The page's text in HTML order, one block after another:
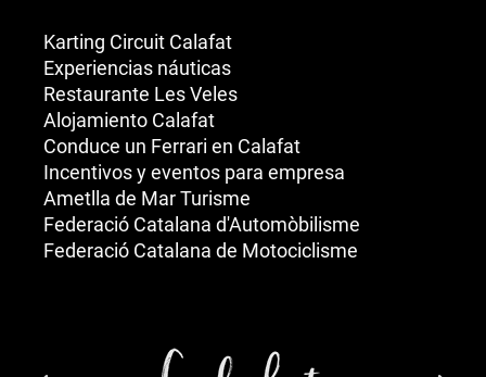
Karting Circuit Calafat
Experiencias náuticas
Restaurante Les Veles
Alojamiento Calafat
Conduce un Ferrari en Calafat
Incentivos y eventos para empresa
Ametlla de Mar Turisme
Federació Catalana d'Automòbilisme
Federació Catalana de Motociclisme